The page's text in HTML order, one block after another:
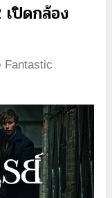
ปิดกล้อง
Fantastic